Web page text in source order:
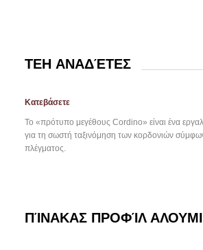
TEH ΑΝΑΔΈΤΕΣ
Κατεβάσετε
Το «πρότυπο μεγέθους Cordino» είναι ένα
για τη σωστή ταξινόμηση των κορδονιών
πλέγματος.
ΠΊΝΑΚΑΣ ΠΡΟΦΊΛ